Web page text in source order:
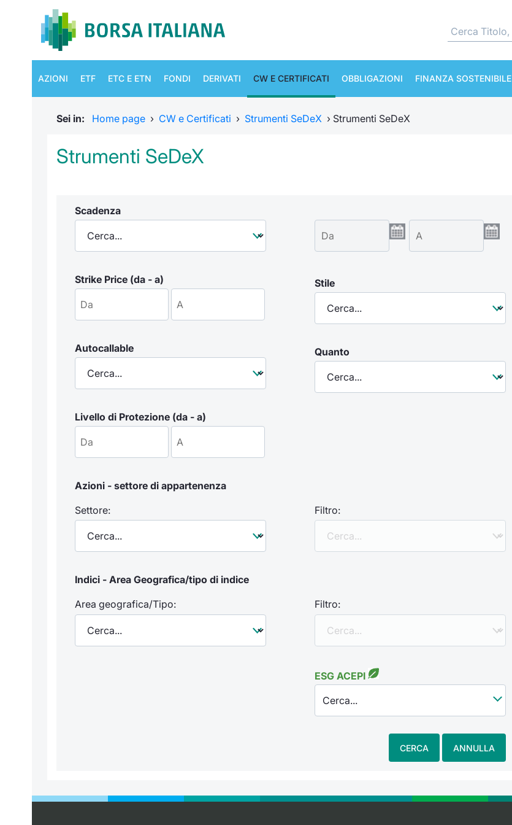
AZIONI ETF ETC E ETN FONDI DERIVATI CW E CERTIFICATI OBBLIGAZIONI FINANZA SOSTENIBILE
Sei in: Home page › CW e Certificati › Strumenti SeDeX › Strumenti SeDeX
Strumenti SeDeX
Scadenza
Strike Price (da - a) Stile
Autocallable Quanto
Livello di Protezione (da - a)
Azioni - settore di appartenenza
Settore:
Filtro:
Indici - Area Geografica/tipo di indice
Area geografica/Tipo:
Filtro:
ESG ACEPI
Cerca...
CERCA ANNULLA